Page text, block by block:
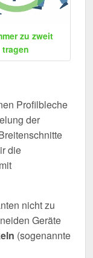
zu zweit
tragen
Profilbleche
der
die
nicht zu
Geräte
(sogenannte